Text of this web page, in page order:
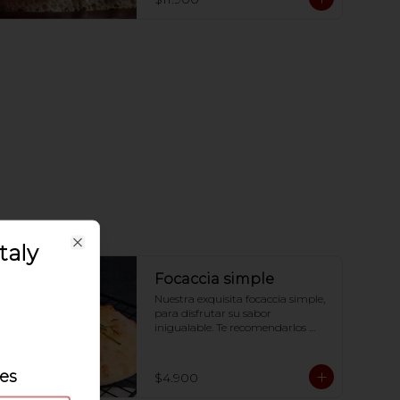
óptima ;)
Focaccia simple
Nuestra exquisita focaccia simple,
para disfrutar su sabor
inigualable. Te recomendarlos
tome la crocancia óptima ;)
$4.900
Close